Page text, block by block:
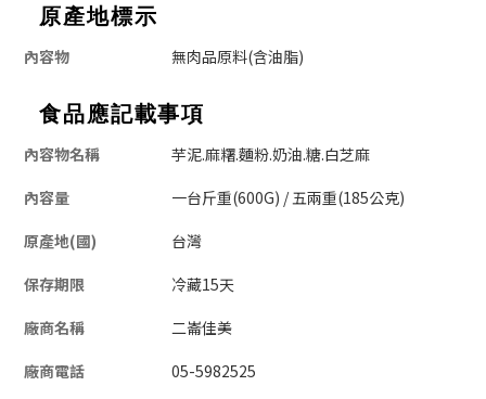
原產地標示
內容物 無肉品原料(含油脂)
食品應記載事項
內容物名稱
芋泥.麻糬.麵粉.奶油.糖.白芝麻
內容量
一台斤重(600G) / 五兩重(185公克)
原產地(國)
台灣
保存期限
冷藏15天
廠商名稱
二崙佳美
廠商電話
05-5982525